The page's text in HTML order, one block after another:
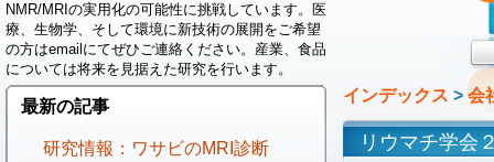
NMR/MRIの実用化の可能性に挑戦しています。医
療、生物学、そして環境に新技術の展開をご希望
の方はemailにてぜひご連絡ください。産業、食品
については将来を見据えた研究を行います。
最新の記事
研究情報：ワサビのMRI診断
インデックス > 会
リウマチ学会